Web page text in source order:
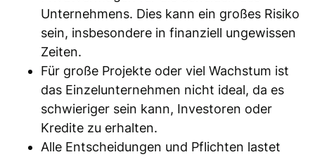
Unternehmens. Dies kann ein großes Risiko
sein, insbesondere in finanziell ungewissen
Zeiten.
Für große Projekte oder viel Wachstum ist
das Einzelunternehmen nicht ideal, da es
schwieriger sein kann, Investoren oder
Kredite zu erhalten.
Alle Entscheidungen und Pflichten lastet